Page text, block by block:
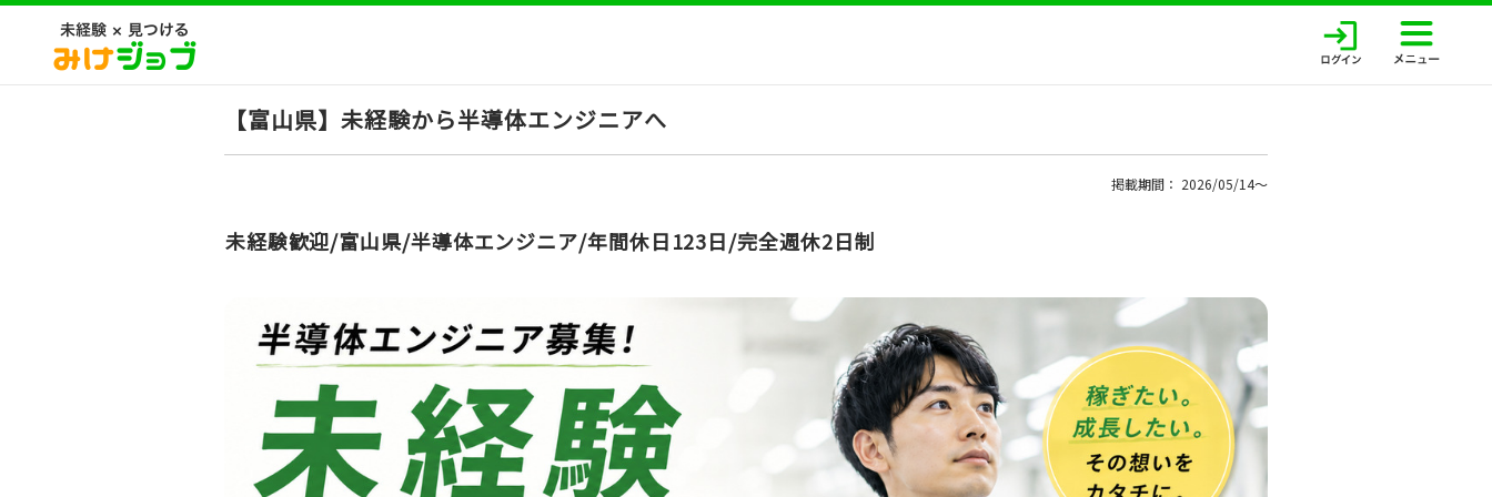
【富山県】未経験から半導体エンジニアへ
掲載期間： 2026/05/14〜
未経験歓迎/富山県/半導体エンジニア/年間休日123日/完全週休2日制